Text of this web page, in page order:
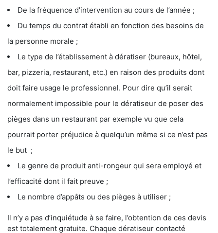
De la fréquence d’intervention au cours de l’année ;
Du temps du contrat établi en fonction des besoins de
la personne morale ;
Le type de l’établissement à dératiser (bureaux, hôtel,
bar, pizzeria, restaurant, etc.) en raison des produits dont
doit faire usage le professionnel. Pour dire qu’il serait
normalement impossible pour le dératiseur de poser des
pièges dans un restaurant par exemple vu que cela
pourrait porter préjudice à quelqu’un même si ce n’est pas
le but ;
Le genre de produit anti-rongeur qui sera employé et
l’efficacité dont il fait preuve ;
Le nombre d’appâts ou des pièges à utiliser ;
Il n’y a pas d’inquiétude à se faire, l’obtention de ces devis
est totalement gratuite. Chaque dératiseur contacté